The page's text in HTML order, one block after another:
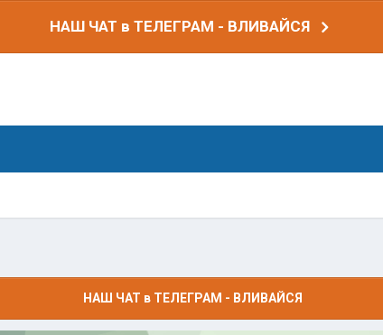
НАШ ЧАТ в ТЕЛЕГРАМ - ВЛИВАЙСЯ
НАШ ЧАТ в ТЕЛЕГРАМ - ВЛИВАЙСЯ